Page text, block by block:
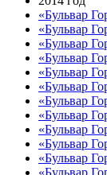
«Бульвар
«Бульвар
«Бульвар
«Бульвар
«Бульвар
«Бульвар
«Бульвар
«Бульвар
«Бульвар
«Бульвар
«Бульвар
«Бульвар